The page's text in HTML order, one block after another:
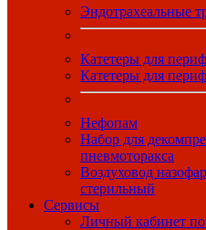
Эндотрахеальные
Катетеры для
Катетеры для
Нефопам
Набор для
пневмоторакса
Воздуховод
стерильный
Сервисы
Личный кабинет